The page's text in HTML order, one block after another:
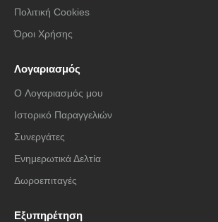
Πολιτική Cookies
Όροι Χρήσης
Λογαριασμός
O Λογαριασμός μου
Ιστορικό Παραγγελιών
Συνεργάτες
Ενημερωτικά Δελτία
Δωροεπιταγές
Εξυπηρέτηση